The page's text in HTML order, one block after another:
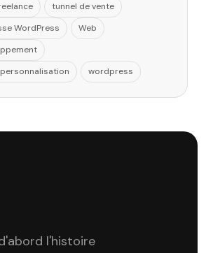
tunnel de vente
WordPress
Web
wordpress
l'histoire